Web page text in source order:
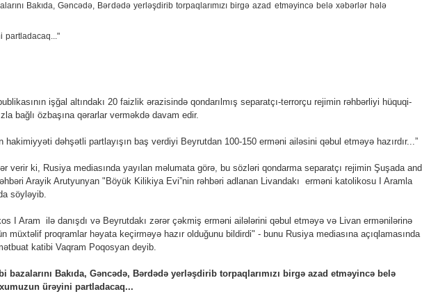
Bakıda, Gəncədə, Bərdədə yerləşdirib torpaqlarımızı birgə azad etməyincə belə xəbərlər hələ
partladacaq..."
işğal altındakı 20 faizlik ərazisində qondarılmış separatçı-terrorçu rejimin rəhbərliyi hüquqi-
bağlı özbaşına qərarlar verməkdə davam edir.
hakimiyyəti dəhşətli partlayışın baş verdiyi Beyrutdan 100-150 erməni ailəsini qəbul etməyə hazırdır...”
verir ki, Rusiya mediasında yayılan məlumata görə, bu sözləri qondarma separatçı rejimin Şuşada and
Arayik Arutyunyan "Böyük Kilikiya Evi”nin rəhbəri adlanan Livandakı erməni katolikosu I Aramla
söyləyib.
I Aram ilə danışdı və Beyrutdakı zərər çəkmiş erməni ailələrini qəbul etməyə və Livan ermənilərinə
müxtəlif proqramlar həyata keçirməyə hazır olduğunu bildirdi" - bunu Rusiya mediasına açıqlamasında
katibi Vaqram Poqosyan deyib.
bazalarını Bakıda, Gəncədə, Bərdədə yerləşdirib torpaqlarımızı birgə azad etməyincə belə
ürəyini partladacaq...